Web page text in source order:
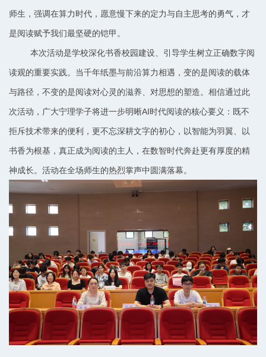
师生，强调在算力时代，愿意慢下来的定力与自主思考的勇气，才
是阅读赋予我们最坚硬的铠甲。
本次活动是学校深化书香校园建设、引导学生树立正确数字阅
读观的重要实践。当千年纸墨与前沿算力相遇，变的是阅读的载体
与路径，不变的是阅读对心灵的滋养、对思想的塑造。相信通过此
次活动，广大宁理学子将进一步明晰AI时代阅读的核心要义：既不
拒斥技术带来的便利，更不忘深耕文字的初心，以智能为羽翼、以
书香为根基，真正成为阅读的主人，在数智时代奔赴更有厚度的精
神成长。活动在全场师生的热烈掌声中圆满落幕。